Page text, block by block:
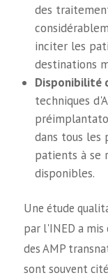
des
inciter les
destinations
Disponibilité
techniques
dans tous les
patients à se
disponibles.
Une étude
par l'INED a mis
des AMP
sont souvent